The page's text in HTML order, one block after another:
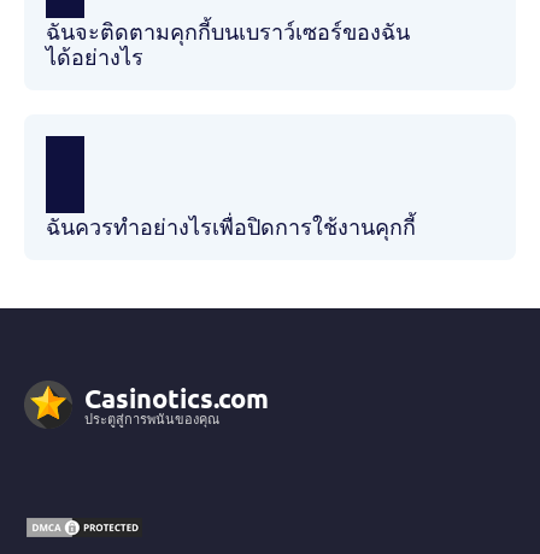
ฉันจะติดตามคุกกี้บนเบราว์เซอร์ของฉัน
ได้อย่างไร
ฉันควรทำอย่างไรเพื่อปิดการใช้งานคุกกี้
Casinotics.com
ประตูสู่การพนันของคุณ